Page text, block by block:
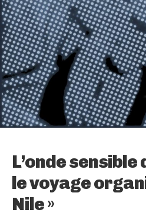
L’onde sensible
le voyage
Nile »